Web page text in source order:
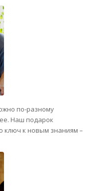
по-разному
Наш подарок
ключ к новым знаниям –